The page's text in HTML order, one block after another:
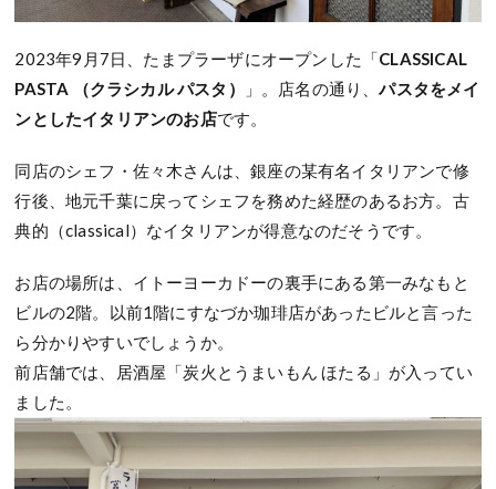
2023年9月7日、たまプラーザにオープンした「CLASSICAL
PASTA （クラシカル パスタ）
」。店名の通り、パスタをメイ
ンとしたイタリアンのお店です。
同店のシェフ・佐々木さんは、銀座の某有名イタリアンで修
行後、地元千葉に戻ってシェフを務めた経歴のあるお方。古
典的（classical）なイタリアンが得意なのだそうです。
お店の場所は、イトーヨーカドーの裏手にある第一みなもと
ビルの2階。以前1階にすなづか珈琲店があったビルと言った
ら分かりやすいでしょうか。
前店舗では、居酒屋「炭火とうまいもん ほたる」が入ってい
ました。